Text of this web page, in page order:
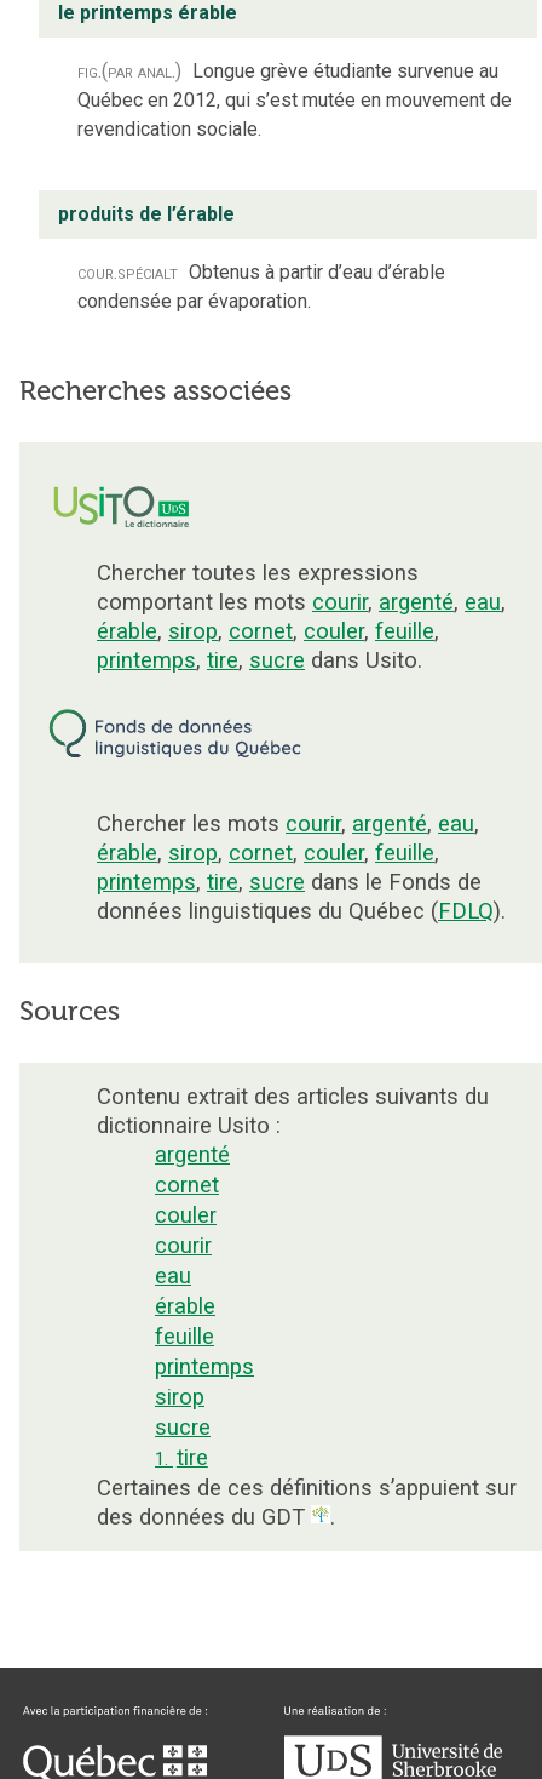
le printemps érable
fig.(par anal.)
Longue grève étudiante survenue au
Québec en 2012, qui s’est mutée en mouvement de
revendication sociale.
produits de l’érable
cour.spécialt Obtenus à partir d’eau d’érable
condensée par évaporation.
Recherches associées
Chercher toutes les expressions
comportant les mots courir, argenté, eau,
érable, sirop, cornet, couler, feuille,
printemps, tire, sucre dans Usito.
Chercher les mots courir, argenté, eau,
érable, sirop, cornet, couler, feuille,
printemps, tire, sucre dans le Fonds de
données linguistiques du Québec (FDLQ).
Sources
Contenu extrait des articles suivants du
dictionnaire Usito :
argenté
cornet
couler
courir
eau
érable
feuille
printemps
sirop
sucre
1. tire
Certaines de ces définitions s’appuient sur
des données du GDT
.